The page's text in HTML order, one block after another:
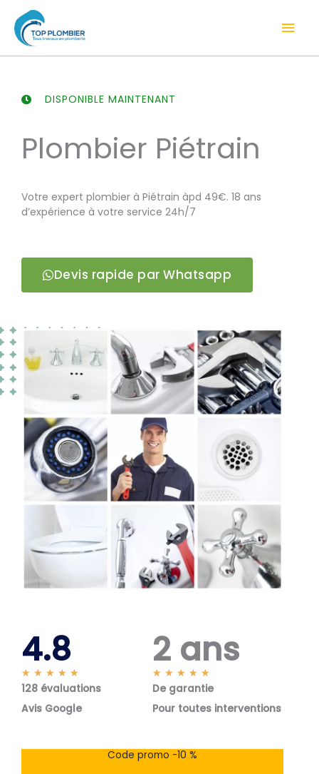
contenu
DISPONIBLE MAINTENANT
Plombier Piétrain
Votre expert plombier à Piétrain àpd 49€. 18 ans
d’expérience à votre service 24h/7
Devis rapide par Whatsapp
4.8
★ ★ ★ ★ ★
o
s
128 évaluations
Avis Google
2 ans
★ ★ ★ ★ ★
o
s
De garantie
Pour toutes interventions
Code promo -10 %